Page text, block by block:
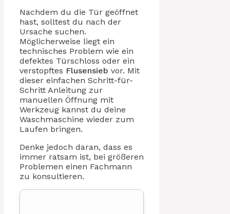
Nachdem du die Tür geöffnet
hast, solltest du nach der
Ursache suchen.
Möglicherweise liegt ein
technisches Problem wie ein
defektes Türschloss oder ein
verstopftes Flusensieb vor. Mit
dieser einfachen Schritt-für-
Schritt Anleitung zur
manuellen Öffnung mit
Werkzeug kannst du deine
Waschmaschine wieder zum
Laufen bringen.
Denke jedoch daran, dass es
immer ratsam ist, bei größeren
Problemen einen Fachmann
zu konsultieren.